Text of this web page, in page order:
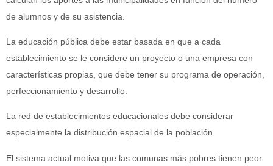
de alumnos y de su asistencia.
La educación pública debe estar basada en que a cada
establecimiento se le considere un proyecto o una empresa con
características propias, que debe tener su programa de operación,
perfeccionamiento y desarrollo.
La red de establecimientos educacionales debe considerar
especialmente la distribución espacial de la población.
El sistema actual motiva que las comunas más pobres tienen peor